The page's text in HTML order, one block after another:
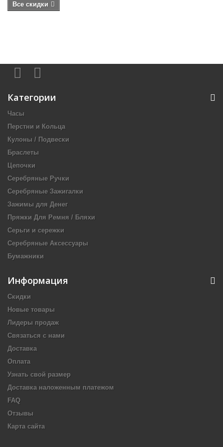
Все скидки
Категории
Часы
Перстни и Кольца
Кулоны / Подвески
Браслеты
Цепочки
Серебряные Ручки
Серебряные Зажигалки
Зажимы для Денег
Пряжки Для Ремня / Бляхи
Серьги и сережки
Серебряные Аксессуары
Бумажники
Информация
Скидки
Новые товары
Лидеры продаж
Связаться с нами
Доставка
Оплата
Узнать свой размер
Доставка наложенным платежом
FAQ
Отзывы
Карта сайта